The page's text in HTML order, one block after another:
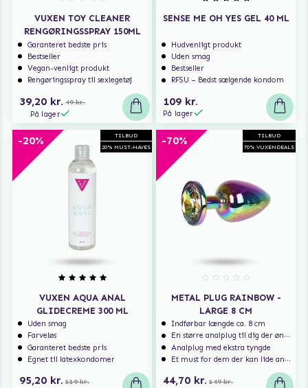
VUXEN TOY CLEANER
RENGØRINGSSPRAY 150ML
Garanteret bedste pris
Bestseller
Vegan-venligt produkt
Rengøringsspray til sexlegetøj
39,20 kr. 49 kr.
På lager
SENSE ME OH YES GEL 40 ML
Hudvenligt produkt
Uden smag
Bestseller
RFSU – Bedst sælgende kondom
109 kr.
På lager
TILBUD
20% MUST-HAVES
-20%
VUXEN AQUA ANAL
GLIDECREME 300 ML
Uden smag
Farveløs
Garanteret bedste pris
Egnet til latexkondomer
95,20 kr. 119 kr.
TILBUD
70% VUXENDEALS
-70%
METAL PLUG RAINBOW -
LARGE 8 CM
Indførbar længde ca. 8 cm
En større analplug til dig der ønsker at blive fyldt
Analplug med ekstra tyngde
Et must for dem der kan lide analsex og analt sexlegetøj
44,70 kr. 149 kr.